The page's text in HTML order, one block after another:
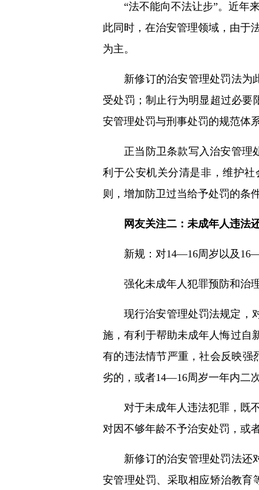
“法不能向不法让步”。近年
此同时，在治安管理领域，由于
为主。
新修订的治安管理处罚法为
受处罚；制止行为明显超过必要
安管理处罚与刑事处罚的规范体
正当防卫条款写入治安管理
利于公安机关分清是非，维护
则，增加防卫过当给予处罚的条
网友关注二：未成年人违法
新规：对14—16周岁以及
强化未成年人犯罪预防和治
现行治安管理处罚法规定，
施，有利于帮助未成年人悔过自
有的违法情节严重，社会反映
劣的，或者14—16周岁一年内二
对于未成年人违法犯罪，既
对因不够年龄不予治安处罚，或
新修订的治安管理处罚法还
安管理处罚、采取相应矫治教育